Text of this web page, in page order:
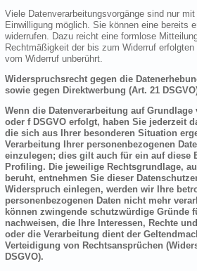
Viele Datenverarbeitungsvorgänge sind nur
Einwilligung möglich. Sie können eine bereits
widerrufen. Dazu reicht eine formlose
Rechtmäßigkeit der bis zum Widerruf
vom Widerruf unberührt.
Widerspruchsrecht gegen die
sowie gegen Direktwerbung (Art. 21
Wenn die Datenverarbeitung auf
oder f DSGVO erfolgt, haben Sie jederzeit
die sich aus Ihrer besonderen Situation
Verarbeitung Ihrer personenbezogenen
einzulegen; dies gilt auch für ein auf diese
Profiling. Die jeweilige Rechtsgrundlage,
beruht, entnehmen Sie dieser
Widerspruch einlegen, werden wir Ihre
personenbezogenen Daten nicht mehr
können zwingende schutzwürdige Gründe
nachweisen, die Ihre Interessen, Rechte
oder die Verarbeitung dient der
Verteidigung von Rechtsansprüchen
DSGVO).